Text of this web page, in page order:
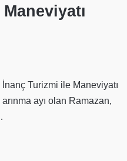
Turizmi ile Maneviyatı
ayı olan Ramazan,